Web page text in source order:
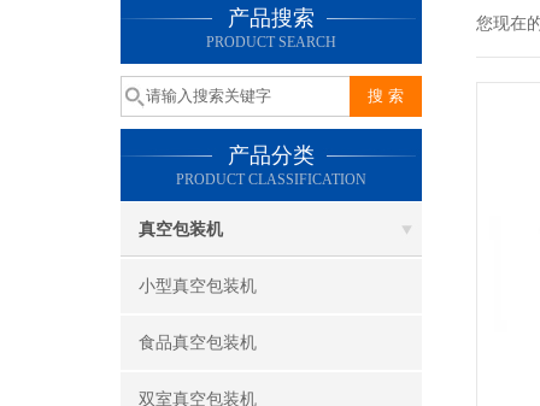
产品搜索
PRODUCT SEARCH
产品分类
PRODUCT CLASSIFICATION
真空包装机
小型真空包装机
食品真空包装机
双室真空包装机
您现在